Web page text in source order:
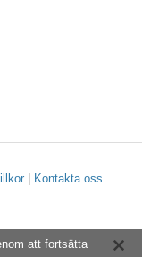
Kontakta oss
att fortsätta